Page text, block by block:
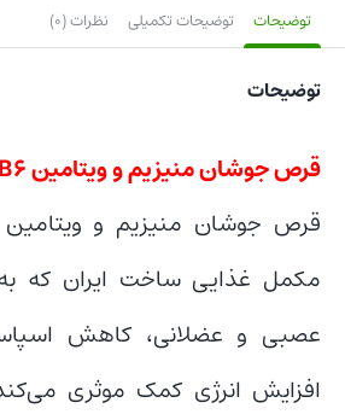
توضیحات توضیحات تکمیلی نظرات (0)
توضیحات
قرص جوشان منیزیم و ویتامین B6 نوتری پاد
مکمل غذایی ساخت ایران که
عصبی و عضلانی، کاهش
افزایش انرژی کمک موثری